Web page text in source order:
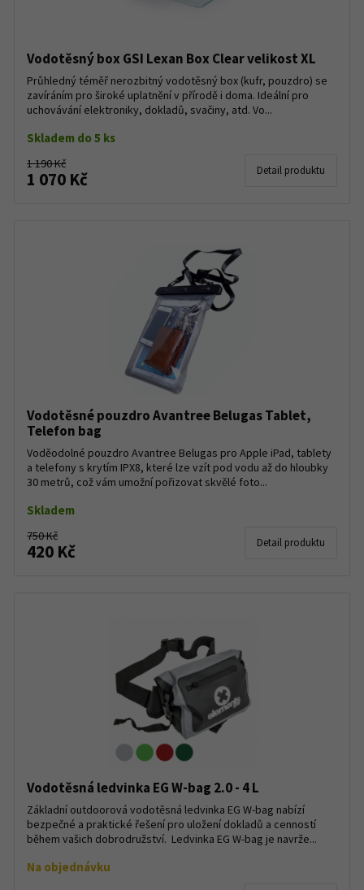
Vodotěsný box GSI Lexan Box Clear velikost XL
Průhledný téměř nerozbitný vodotěsný box (kufr, pouzdro) se
zavíráním pro široké uplatnění v přírodě i doma. Ideální pro
uchovávání elektroniky, dokladů, svačiny, atd. Vo...
Skladem do 5 ks
1 190 Kč
1 070 Kč Detail produktu
Vodotěsné pouzdro Avantree Belugas Tablet,
Telefon bag
Voděodolné pouzdro Avantree Belugas pro Apple iPad, tablety
a telefony s krytím IPX8, které lze vzít pod vodu až do hloubky
30 metrů, což vám umožní pořizovat skvělé foto...
Skladem
750 Kč
420 Kč Detail produktu
Vodotěsná ledvinka EG W-bag 2.0 - 4 L
Základní outdoorová vodotěsná ledvinka EG W-bag nabízí
bezpečné a praktické řešení pro uložení dokladů a cenností
během vašich dobrodružství. Ledvinka EG W-bag je navrže...
Na objednávku